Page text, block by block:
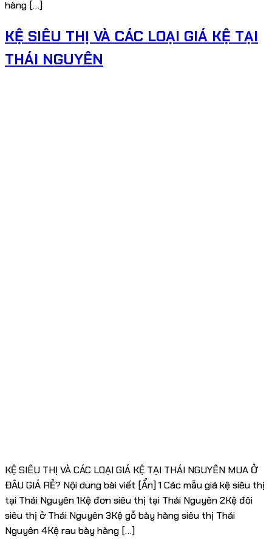
hàng […]
KỆ SIÊU THỊ VÀ CÁC LOẠI GIÁ KỆ TẠI
THÁI NGUYÊN
KỆ SIÊU THỊ VÀ CÁC LOẠI GIÁ KỆ TẠI THÁI NGUYÊN MUA Ở
ĐÂU GIÁ RẺ? Nội dung bài viết [Ẩn] 1 Các mẫu giá kệ siêu thị
tại Thái Nguyên 1Kệ đơn siêu thị tại Thái Nguyên 2Kệ đôi
siêu thị ở Thái Nguyên 3Kệ gỗ bày hàng siêu thị Thái
Nguyên 4Kệ rau bày hàng […]